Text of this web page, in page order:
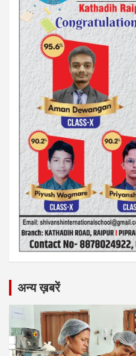
अन्य ख़बरें